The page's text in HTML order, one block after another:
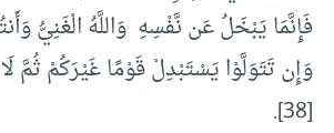
فَإِنَّمَا يَبْخَلُ عَن نَّفْسِهِ وَاللَّهُ الْغَنِيُّ
وَإِن تَتَوَلَّوْا يَسْتَبْدِلْ قَوْمًا غَيْرَكُمْ ثُمَّ
[38].